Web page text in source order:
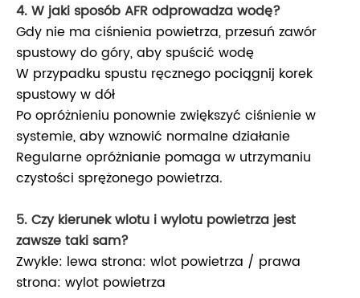
4. W jaki sposób AFR odprowadza wodę?
Gdy nie ma ciśnienia powietrza, przesuń zawór
spustowy do góry, aby spuścić wodę
W przypadku spustu ręcznego pociągnij korek
spustowy w dół
Po opróżnieniu ponownie zwiększyć ciśnienie w
systemie, aby wznowić normalne działanie
Regularne opróżnianie pomaga w utrzymaniu
czystości sprężonego powietrza.
5. Czy kierunek wlotu i wylotu powietrza jest
zawsze taki sam?
Zwykle: lewa strona: wlot powietrza / prawa
strona: wylot powietrza